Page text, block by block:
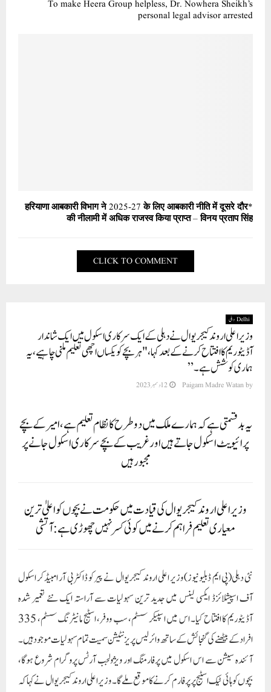
To make Heera Group helpless, Dr. Nowhera Sheikh’s
personal legal advisor arrested
*हरियाणा आबकारी विभाग ने 2025-27 के लिए आबकारी नीति में दूसरे दौर
की नीलामी में अधिक राजस्व किया प्राप्त – विनय प्रताप सिंह
CLICK TO COMMENT
Delhi دہلی
وزیر اعلی اروند کیجریوال نے دہلی کے ایک سرکاری اسکول میں ایک شاندار
آڈیٹوریم کا افتتاح کرنے کے بعد کہا، "ہر بچے کو یکساں اچھی تعلیم ملنی چاہیے، یہ
ہماری کوشش ہے۔”
by
Paigam Madre Watan 12 دسمبر 2023
یہ بدقسمتی ہے کہ ہمارے ملک میں دو طرح کا نظام تعلیم ہے، امیر کے بچے
پرائیویٹ اسکول جاتے ہیں اور غریب کے بچے سرکاری اسکول جانے پر
مجبور ہیں
وزیر اعلی اروند کیجریوال کی قیادت میں حکومت نے بچوں کو اعلیٰ ترین
معیاری تعلیم فراہم کرنے میں کوئی کسر نہیں چھوڑی ہے: آتشی
نئی دہلی(پی ایم ڈبلیو نیوز) وزیر اعلی اروند کیجریوال نے پیر کو ڈاکٹر بی آر امبیڈکر اسکول
آف اسپیشلائزڈ ایکسی لینس میں جدید ترین سہولیات سے آراستہ ایک نئے تعمیر شدہ
آڈیٹوریم کا افتتاح کیا۔ اس میں اسپیکر سسٹم، سب ووفر، اسٹیج مانیٹرنگ سسٹم، 335
افراد کے بیٹھنے کی گنجائش کے ساتھ وائرلیس پریزنٹیشن سمیت تمام سہولیات موجود ہیں۔
آئندہ سیشن سے اس اسکول میں پرفارمنگ اور ویژولجب آرٹس پروگرام شروع ہوگا،
بچوں کو ہائی ٹیک اسٹیج پر پرفارم کرنے کا موقع ملے گا۔ وزیر اعلی اروند کیجریوال نے کہا کہ